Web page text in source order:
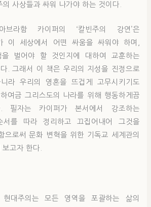
사상들과 싸워 나가야 하는 것이다.
라함 카이퍼의 ‘칼빈주의 강연’은
이 세상에서 어떤 싸움을 싸워야 하며,
을 벌어야 할 것인지에 대하여 교훈하는
. 그래서 이 책은 우리의 지성을 진정으로
라 우리의 영혼을 뜨겁게 고무시키기도
여금 그리스도의 나라를 위해 행동하게끔
필자는 카이퍼가 본서에서 강조하는
서를 따라 정리하고 끄집어내어 그것을
으로써 문화 변혁을 위한 기독교 세계관의
고자 한다.
현대주의는 모든 영역을 포괄하는 삶의